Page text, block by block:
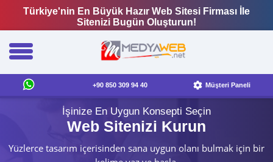
Türkiye'nin En Büyük Hazır Web Sitesi Firması İle
Sitenizi Bugün Oluşturun!
+90 850 309 94 40 Müşteri Paneli
İşinize En Uygun Konsepti Seçin
Web Sitenizi Kurun
Yüzlerce tasarım içerisinden sana uygun olanı bulmak için bir